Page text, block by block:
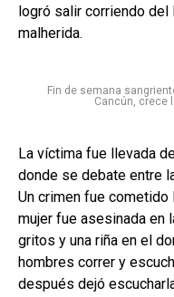
logró salir corriendo del
malherida.
Fin de semana
Cancún, crece
La víctima fue llevada
donde se debate entre
Un crimen fue cometido
mujer fue asesinada en
gritos y una riña en el
hombres correr y
después dejó